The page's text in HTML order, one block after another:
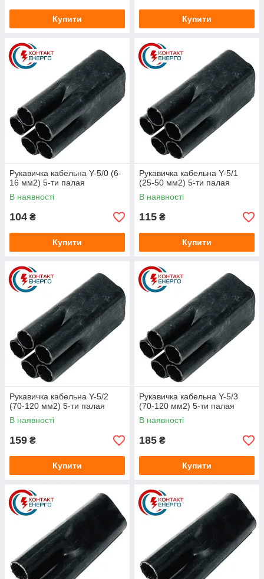
Купити Купити
Рукавичка кабельна Y-5/0 (6-
16 мм2) 5-ти палая
В наявності
104 ₴
Купити
Рукавичка кабельна Y-5/1
(25-50 мм2) 5-ти палая
В наявності
115 ₴
Купити
Рукавичка кабельна Y-5/2
(70-120 мм2) 5-ти палая
В наявності
159 ₴
Купити
Рукавичка кабельна Y-5/3
(70-120 мм2) 5-ти палая
В наявності
185 ₴
Купити